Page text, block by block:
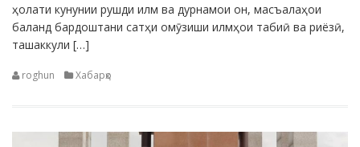
ҳолати кунунии рушди илм ва дурнамои он, масъалаҳои
баланд бардоштани сатҳи омӯзиши илмҳои табиӣ ва риёзӣ,
ташаккули […]
roghun Хабарҳо